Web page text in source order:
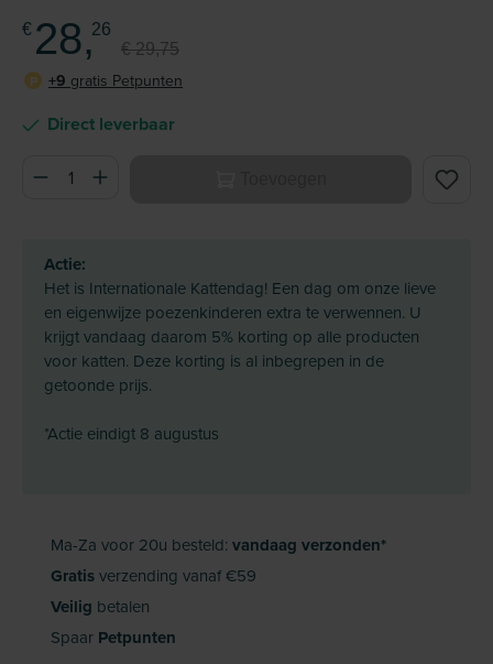
Direct leverbaar
€ 28,26
€ 29,75
Producthoeveelheid: Voer de gewenste hoeveelheid in of
P +9 gratis Petpunten
Actie:
Het is Internationale Kattendag! Een dag om onze lieve
en eigenwijze poezenkinderen extra te verwennen. U
krijgt vandaag daarom 5% korting op alle producten
voor katten. Deze korting is al inbegrepen in de
getoonde prijs.
*Actie eindigt 8 augustus
Ma-Za voor 20u besteld: vandaag verzonden*
Gratisverzending vanaf €59
Veilig betalen
Spaar Petpunten